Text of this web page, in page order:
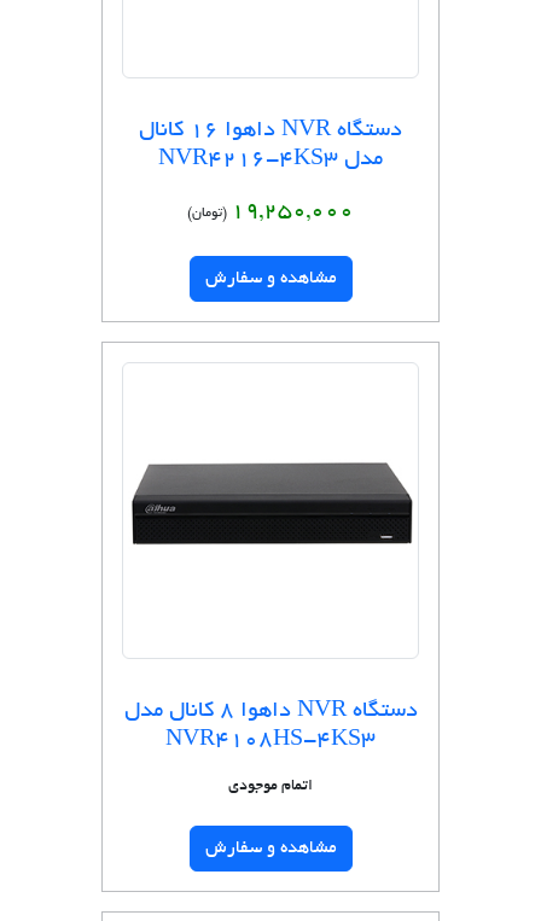
دستگاه NVR داهوا 16 کانال
مدل NVR4216-4KS3
19,250,000 (تومان)
مشاهده و سفارش
دستگاه NVR داهوا 8 کانال مدل
NVR4108HS-4KS3
اتمام موجودی
مشاهده و سفارش